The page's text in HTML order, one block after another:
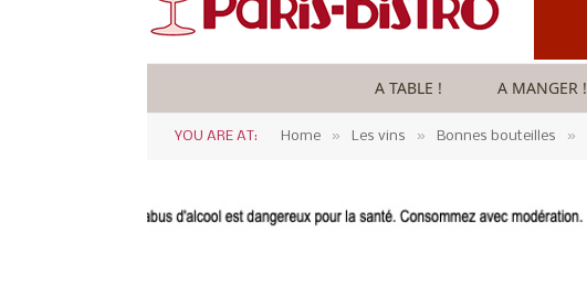
A TABLE ! A MANGER !
YOU ARE AT: Home » Les vins » Bonnes bouteilles »